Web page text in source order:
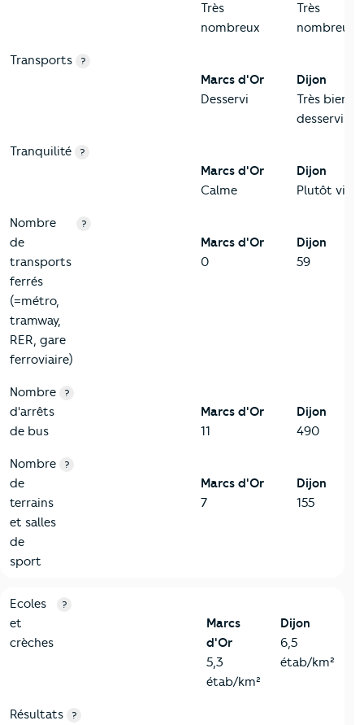
Très
nombreux
Très
nombreux
Transports ?
Marcs d'Or
Desservi
Dijon
Très bien
desservi
Tranquilité ?
Marcs d'Or
Calme
Dijon
Plutôt
Nombre
de
transports
ferrés
(=métro,
tramway,
RER, gare
ferroviaire)
?
Marcs d'Or
0
Dijon
59
Nombre
d'arrêts
de bus
?
Marcs d'Or
11
Dijon
490
Nombre
de
terrains
et salles
de
sport
?
Marcs d'Or
7
Dijon
155
4-Education
Critères
Ecoles
et
crèches
?
Marcs
d'Or
5,3
étab/km²
Dijon
6,5
étab/km²
Résultats
?